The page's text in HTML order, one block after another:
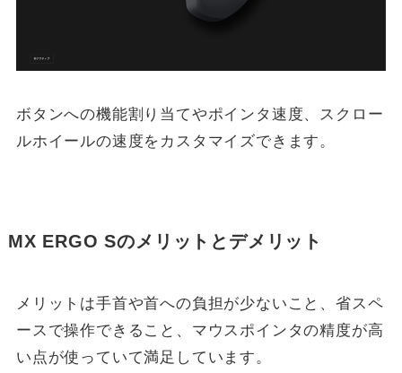
ボタンへの機能割り当てやポインタ速度、スクロー
ルホイールの速度をカスタマイズできます。
MX ERGO Sのメリットとデメリット
メリットは手首や首への負担が少ないこと、省スペ
ースで操作できること、マウスポインタの精度が高
い点が使っていて満足しています。